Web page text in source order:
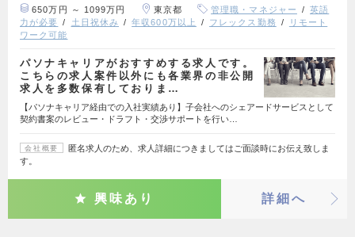
650万円 ～ 1099万円 東京都 管理職・マネジャー
英語
力が必要
土日祝休み 年収600万以上 フレックス勤務
リモート
ワーク可能
パソナキャリアがおすすめする求人です。
こちらの求人案件以外にも各業界の非公開
求人を多数保有しておりま…
【パソナキャリア経由での入社実績あり】子会社へのシェアードサービスとして
契約書案のレビュー・ドラフト・交渉サポートを行い…
会社概要
匿名求人のため、求人詳細につきましてはご面談時にお伝え致しま
す。
興味あり 詳細へ